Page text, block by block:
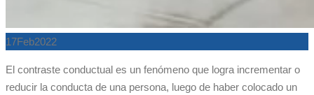
17Feb2022
El contraste conductual es un fenómeno que logra incrementar o
reducir la conducta de una persona, luego de haber colocado un